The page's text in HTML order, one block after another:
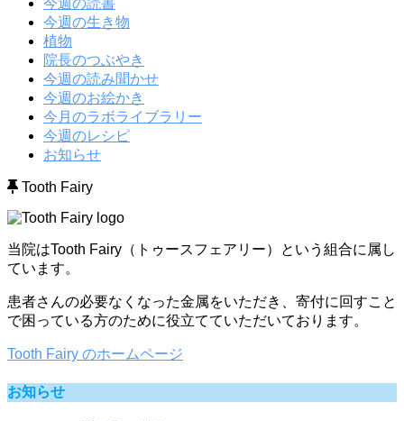
今週の生き物
植物
院長のつぶやき
今週の読み聞かせ
今週のお絵かき
今月のラボライブラリー
今週のレシピ
お知らせ
Tooth Fairy
当院はTooth Fairy（トゥースフェアリー）という組合に属し
ています。
患者さんの必要なくなった金属をいただき、寄付に回すこと
で困っている方のために役立てていただいております。
Tooth Fairy のホームページ
お知らせ